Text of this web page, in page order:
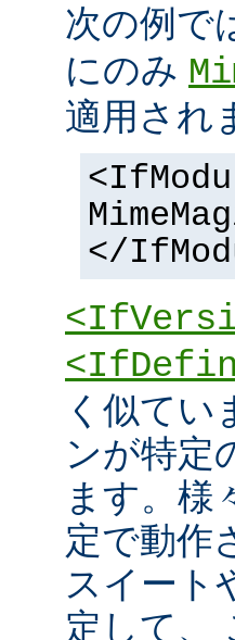
次の例で
にのみ
適用され
</
く似てい
ンが特定
ます。様
定で動作
スイート
定して、